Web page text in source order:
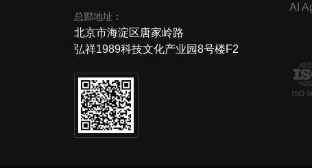
总部地址：
北京市海淀区唐家岭路
弘祥1989科技文化产业园8号楼F2
AI